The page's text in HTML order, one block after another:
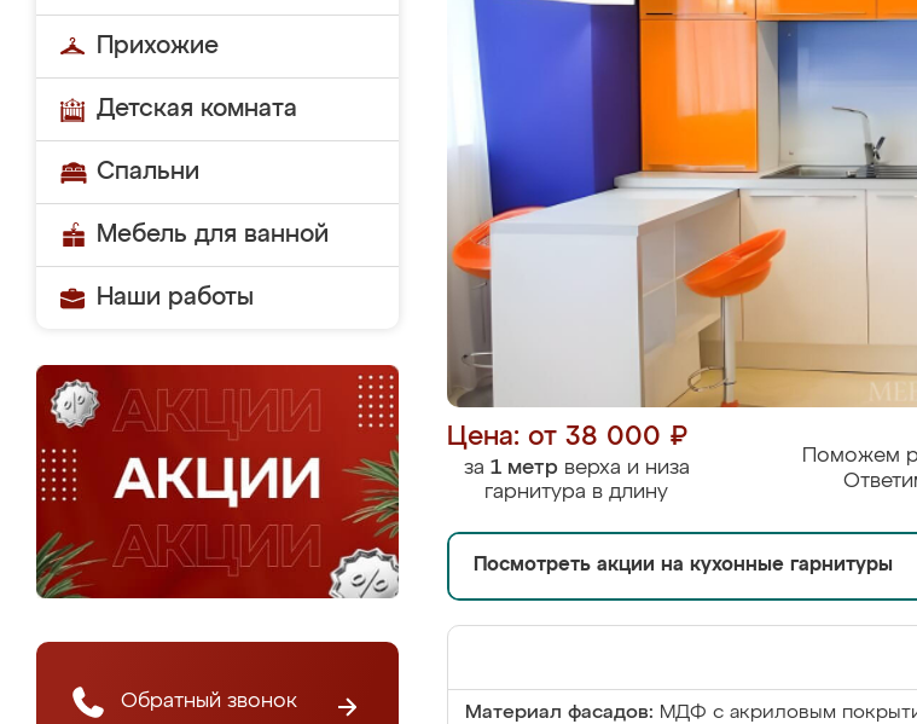
Прихожие
Детская комната
Спальни
Мебель для ванной
Наши работы
Обратный звонок
Цена: от 38 000 ₽
за 1 метрверха и низа
гарнитура в длину
Поможем
Посмотреть акции на кухонные гарнитуры
Материал фасадов: МДФ с акриловым